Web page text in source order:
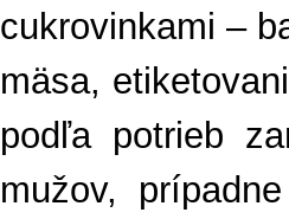
cukrovinkami –
mäsa,
podľa potrieb
mužov,